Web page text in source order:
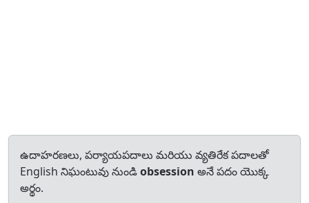
ఉదాహరణలు, పర్యాయపదాలు మరియు వ్యతిరేక పదాలతో
English నిఘంటువు నుండిobsession అనే పదం యొక్క
అర్థం.